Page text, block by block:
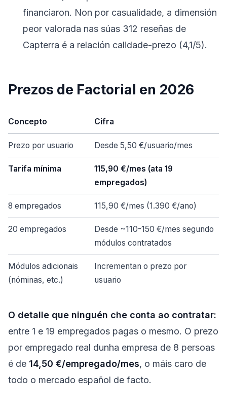
financiaron. Non por casualidade, a dimensión
peor valorada nas súas 312 reseñas de
Capterra é a relación calidade-prezo (4,1/5).
Prezos de Factorial en 2026
Concepto Cifra
Prezo por usuario Desde 5,50 €/usuario/mes
Tarifa mínima
115,90 €/mes (ata 19
empregados)
8 empregados 115,90 €/mes (1.390 €/ano)
20 empregados
Desde ~110-150 €/mes segundo
módulos contratados
Módulos adicionais
(nóminas, etc.)
Incrementan o prezo por
usuario
O detalle que ninguén che conta ao contratar:
entre 1 e 19 empregados pagas o mesmo. O prezo
por empregado real dunha empresa de 8 persoas
é de 14,50 €/empregado/mes, o máis caro de
todo o mercado español de facto.